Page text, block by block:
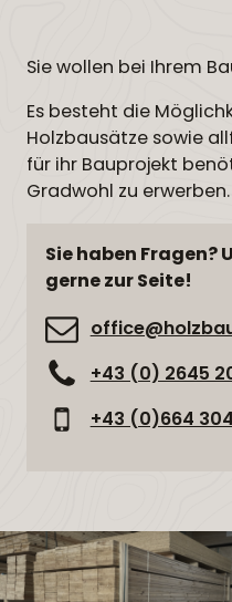
Sie wollen bei Ihrem
Es besteht die
Holzbausätze sowie
für ihr Bauprojekt
Gradwohl zu erwerben.
Sie haben Fragen?
gerne zur Seite!
+43 (0) 2645
+43 (0)664